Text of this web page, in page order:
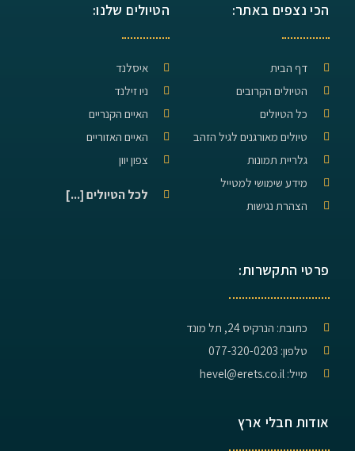
הכי נצפים באתר:
דף הבית
הטיולים הקרובים
כל הטיולים
טיולים מאורגנים לגיל הזהב
גלריית תמונות
מידע שימושי למטייל
הצהרת נגישות
הטיולים שלנו:
איסלנד
ניו זילנד
האיים הקנריים
האיים האזוריים
צפון יוון
לכל הטיולים [...]
פרטי התקשרות:
כתובת: הנרקיס 24, תל מונד
טלפון: 077-320-0203
מייל: hevel@erets.co.il
אודות חבלי ארץ